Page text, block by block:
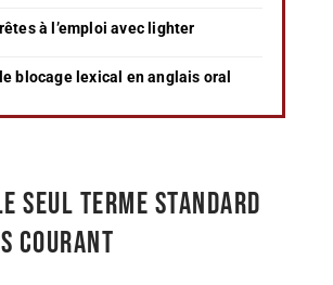
à l’emploi avec lighter
blocage lexical en anglais oral
seul terme standard
courant